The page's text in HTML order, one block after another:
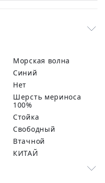
Морская волна
синий
Нет
шерсть мериноса
100%
Стойка
Свободный
Втачной
КИТАЙ